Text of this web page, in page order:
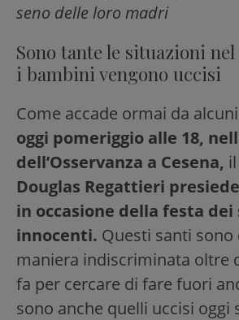
seno delle loro madri
Sono tante le situazioni
i bambini vengono uccisi
Come accade ormai da
oggi pomeriggio alle 18,
dell’Osservanza a Cesena, il
Douglas Regattieri
in occasione della festa
innocenti. Questi santi
maniera indiscriminata oltre
fa per cercare di fare fuori
sono anche quelli uccisi oggi